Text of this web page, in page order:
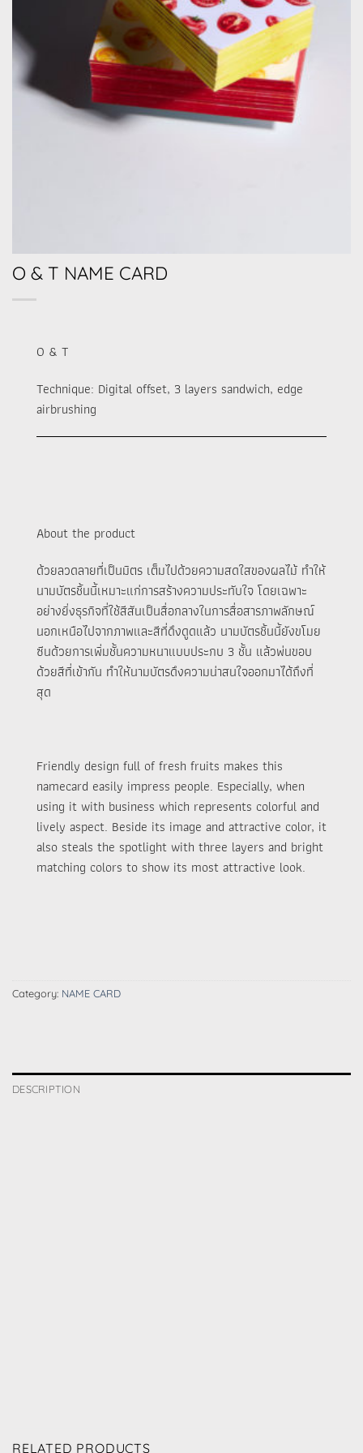
O & T NAME CARD
O & T
Technique: Digital offset, 3 layers sandwich, edge
airbrushing
About the product
ด้วยลวดลายที่เป็นมิตร เต็มไปด้วยความสดใสของผลไม้ ทำให้
นามบัตรชิ้นนี้เหมาะแก่การสร้างความประทับใจ โดยเฉพาะ
อย่างยิ่งธุรกิจที่ใช้สีสันเป็นสื่อกลางในการสื่อสารภาพลักษณ์
นอกเหนือไปจากภาพและสีที่ดึงดูดแล้ว นามบัตรชิ้นนี้ยังขโมย
ซีนด้วยการเพิ่มชั้นความหนาแบบประกบ 3 ชั้น แล้วพ่นขอบ
ด้วยสีที่เข้ากัน ทำให้นามบัตรดึงความน่าสนใจออกมาได้ถึงที่
สุด
Friendly design full of fresh fruits makes this
namecard easily impress people. Especially, when
using it with business which represents colorful and
lively aspect. Beside its image and attractive color, it
also steals the spotlight with three layers and bright
matching colors to show its most attractive look.
Category: NAME CARD
DESCRIPTION
RELATED PRODUCTS